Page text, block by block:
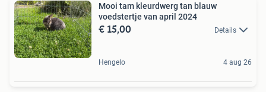
Mooi tam kleurdwerg tan blauw
voedstertje van april 2024
€ 15,00 Details
Hengelo 4 aug 26